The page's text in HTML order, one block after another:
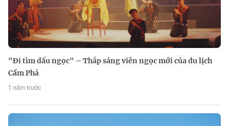
"Đi tìm dấu ngọc" – Thắp sáng viên ngọc mới của du lịch
Cẩm Phả
1 năm trước